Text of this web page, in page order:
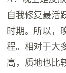
自我修复最活
时期。所以，
程。相对于大
高，质地也比